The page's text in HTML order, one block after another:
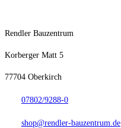
Rendler Bauzentrum
Korberger Matt 5
77704 Oberkirch
07802/9288-0
shop@rendler-bauzentrum.de